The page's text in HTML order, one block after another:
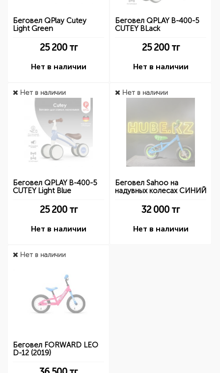
Беговел QPlay Cutey
Light Green
25 200тг
Нет в наличии
Беговел QPLAY B-400-5
CUTEY BLack
25 200тг
Нет в наличии
Нет в наличии
Беговел QPLAY B-400-5
CUTEY Light Blue
25 200тг
Нет в наличии
Нет в наличии
Беговел Sahoo на
надувных колесах СИНИЙ
32 000 тг
Нет в наличии
Нет в наличии
Беговел FORWARD LEO
D-12 (2019)